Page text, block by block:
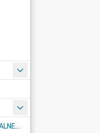
ZGŁOSZENIA DOTYCZĄCE NIELEGALNEGO SPALANIA ODPADÓW